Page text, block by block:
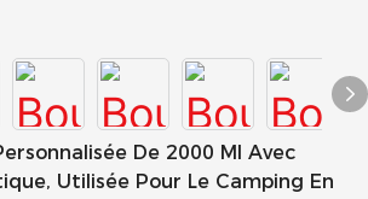
De 2000 Ml Avec
Utilisée Pour Le Camping En